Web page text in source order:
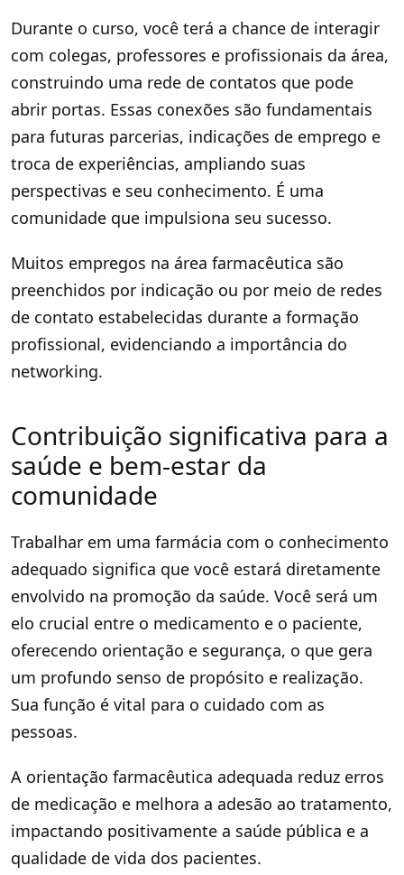
Durante o curso, você terá a chance de interagir
com colegas, professores e profissionais da área,
construindo uma rede de contatos que pode
abrir portas. Essas conexões são fundamentais
para futuras parcerias, indicações de emprego e
troca de experiências, ampliando suas
perspectivas e seu conhecimento. É uma
comunidade que impulsiona seu sucesso.
Muitos empregos na área farmacêutica são
preenchidos por indicação ou por meio de redes
de contato estabelecidas durante a formação
profissional, evidenciando a importância do
networking.
Contribuição significativa para a
saúde e bem-estar da
comunidade
Trabalhar em uma farmácia com o conhecimento
adequado significa que você estará diretamente
envolvido na promoção da saúde. Você será um
elo crucial entre o medicamento e o paciente,
oferecendo orientação e segurança, o que gera
um profundo senso de propósito e realização.
Sua função é vital para o cuidado com as
pessoas.
A orientação farmacêutica adequada reduz erros
de medicação e melhora a adesão ao tratamento,
impactando positivamente a saúde pública e a
qualidade de vida dos pacientes.